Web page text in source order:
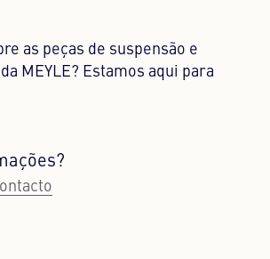
as peças de suspensão e
MEYLE? Estamos aqui para